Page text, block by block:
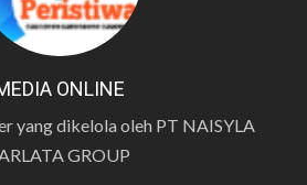
ONLINE
yang dikelola oleh PT NAISYLA
GROUP